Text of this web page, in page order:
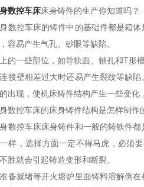
数控车床床身铸件的生产你知道吗？
控车床的铸件中的基础件都是箱体
容易产生气孔、砂眼等缺陷。
一些部位，如导轨面、轴孔和T形槽
接壁相差过大时还易产生裂纹等缺
出现，使机床铸件结构产生一些变化
控车床的床身铸件结构是怎样制作
控车床床身铸件和一般的铸铁件都
样，选择方面一定不得马虎，必须
胜就会引起铸造变形和断裂。
就绪等开火熔炉里面铸料溶解倒在